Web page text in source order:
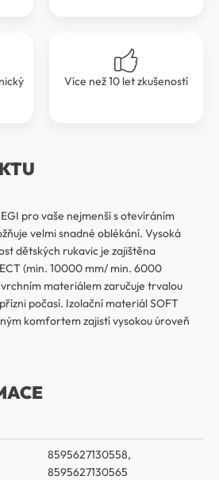
Více než 10 let zkušeností
pro vaše nejmenší s otevíráním
velmi snadné oblékání. Vysoká
dětských rukavic je zajištěna
(min. 10000 mm/ min. 6000
materiálem zaručuje trvalou
počasí. Izolační materiál SOFT
komfortem zajistí vysokou úroveň
8595627130558,
8595627130565